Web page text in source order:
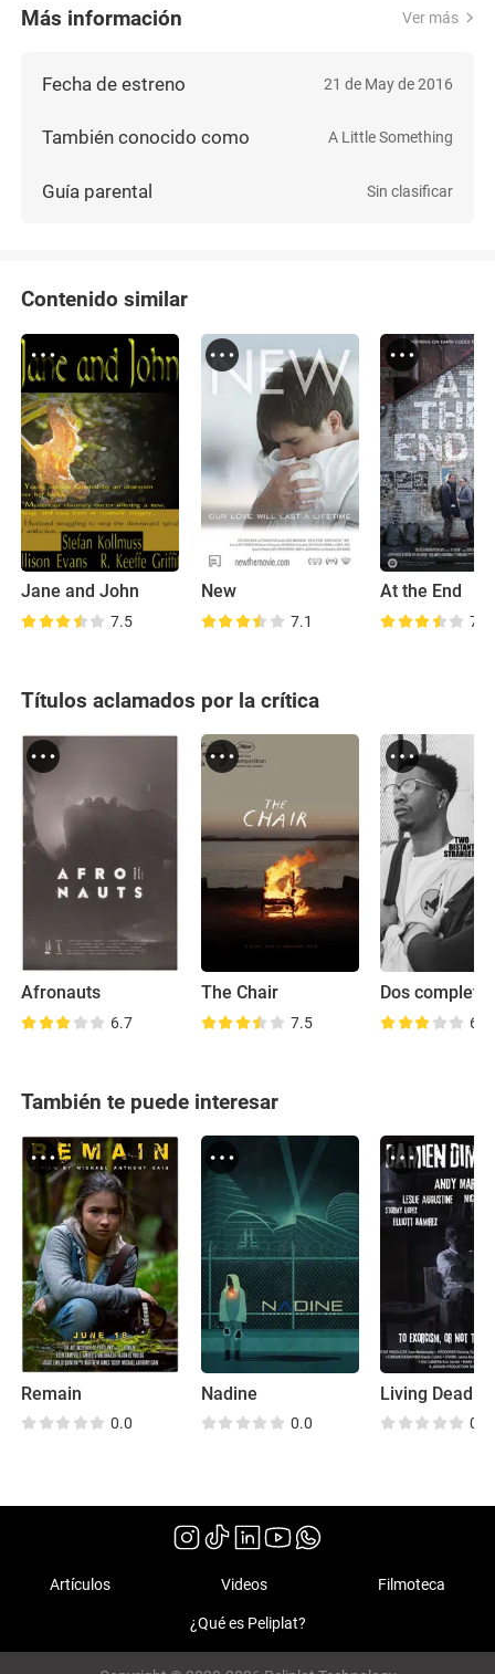
Más información Ver más
Fecha de estreno 21 de May de 2016
También conocido como A Little Something
Guía parental Sin clasificar
Contenido similar
Jane and John
7.5
New
7.1
At the End
7.7
Títulos aclamados por la crítica
Afronauts
6.7
The Chair
7.5 6.9
También te puede interesar
Remain
0.0
Nadine
0.0 0.0
Artículos Videos Filmoteca
¿Qué es Peliplat?